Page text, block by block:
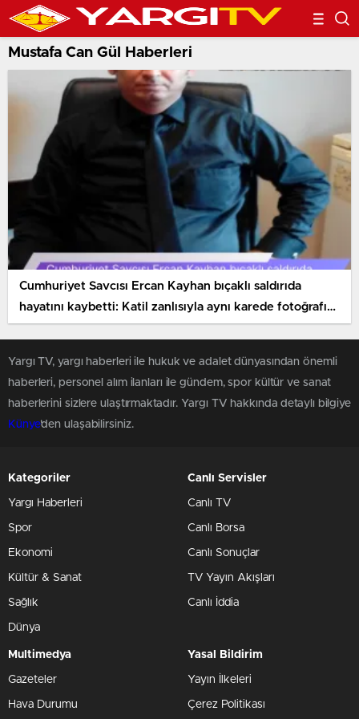
Mustafa Can Gül Haberleri
Cumhuriyet Savcısı Ercan Kayhan bıçaklı saldırıda
hayatını kaybetti: Katil zanlısıyla aynı karede fotoğrafı
ortaya çıktı
Yargı TV, yargı haberleri ile hukuk ve adalet dünyasından önemli
haberleri, personel alım ilanları ile gündem, spor kültür ve sanat
haberlerini sizlere ulaştırmaktadır. Yargı TV hakkında detaylı bilgiye
Künye'den ulaşabilirsiniz.
Kategoriler
Yargı Haberleri
Spor
Ekonomi
Kültür & Sanat
Sağlık
Dünya
Canlı Servisler
Canlı TV
Canlı Borsa
Canlı Sonuçlar
TV Yayın Akışları
Canlı İddia
Multimedya
Gazeteler
Hava Durumu
Yasal Bildirim
Yayın İlkeleri
Çerez Politikası